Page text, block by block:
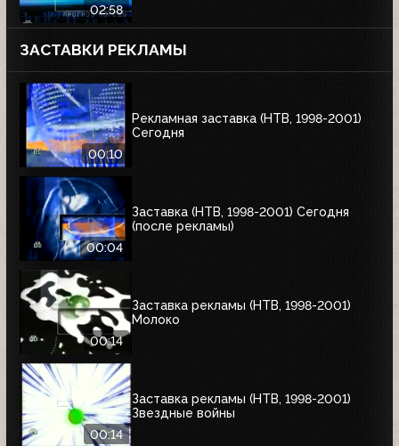
02:58
ЗАСТАВКИ РЕКЛАМЫ
00:10
Рекламная заставка (НТВ, 1998-2001)
Сегодня
00:04
Заставка (НТВ, 1998-2001) Сегодня
(после рекламы)
00:14
Заставка рекламы (НТВ, 1998-2001)
Молоко
00:14
Заставка рекламы (НТВ, 1998-2001)
Звездные войны